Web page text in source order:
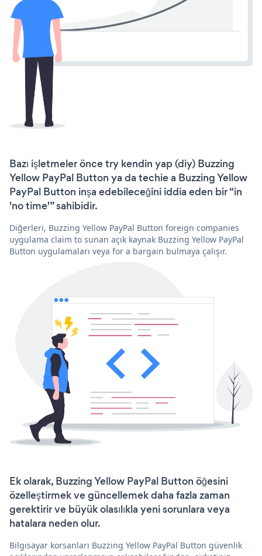
Bazı işletmeler önce try kendin yap (diy) Buzzing
Yellow PayPal Button ya da techie a Buzzing Yellow
PayPal Button inşa edebileceğini iddia eden bir “in
'no time'” sahibidir.
Diğerleri, Buzzing Yellow PayPal Button foreign companies
uygulama claim to sunan açık kaynak Buzzing Yellow PayPal
Button uygulamaları veya for a bargain bulmaya çalışır.
Ek olarak, Buzzing Yellow PayPal Button öğesini
özelleştirmek ve güncellemek daha fazla zaman
gerektirir ve büyük olasılıkla yeni sorunlara veya
hatalara neden olur.
Bilgisayar korsanları Buzzing Yellow PayPal Button güvenlik